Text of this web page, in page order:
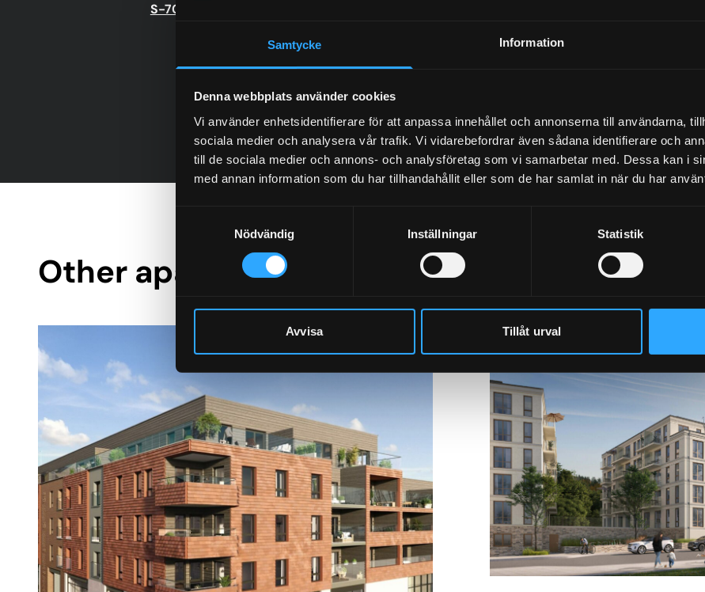
Samtycke Information
Denna webbplats använder cookies
Vi använder enhetsidentifierare för att anpassa innehållet och annonserna till användarna,
sociala medier och analysera vår trafik. Vi vidarebefordrar även sådana identifierare och
till de sociala medier och annons- och analysföretag som vi samarbetar med. Dessa kan i
med annan information som du har tillhandahållit eller som de har samlat in när du har
Nödvändig
Inställningar Statistik
Avvisa Tillåt urval
S-7000N12
Other apartment buildings with Granab